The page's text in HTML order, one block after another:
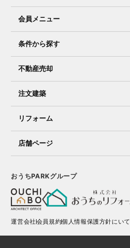
会員メニュー
条件から探す
不動産売却
注文建築
リフォーム
店舗ページ
おうちPARKグループ
運営会社会員規約個人情報保護方針にいて